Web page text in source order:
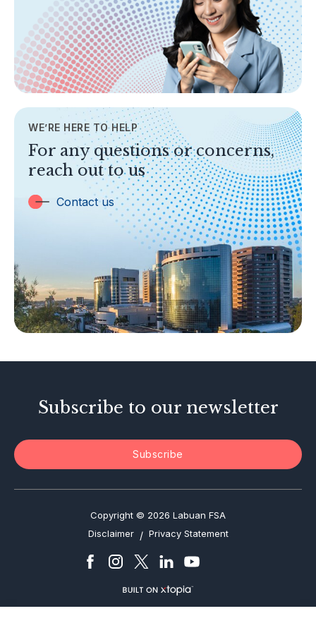
Areas of Business
Legislation & Guidelines
General Info
AML/CFT
TOPICS
Banking
Insurance
Trust Companies
Labuan Companies
Islamic Business
Other Businesses
Tax-Related Matters
Investor Alerts
WE’RE HERE TO HELP
For any questions or concerns,
reach out to us
Contact us
Subscribe to our newsletter
Subscribe
Copyright © 2026 Labuan FSA
Disclaimer / Privacy Statement